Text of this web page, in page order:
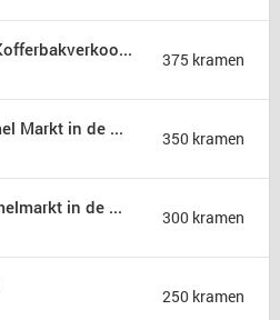
Mega Vlooienmarkt en Kofferbakverkoop Groningen (mega markt) 375 kramen
6de Grote Kermis Rommel Markt in de Madonna 350 kramen
6de Gratis Kermis Rommelmarkt in de Madonna 300 kramen
250 kramen